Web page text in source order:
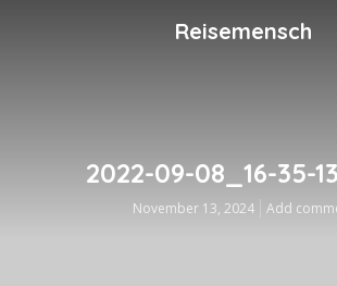
Reisemensch
2022-09-08_16-35-
November 13, 2024 Add